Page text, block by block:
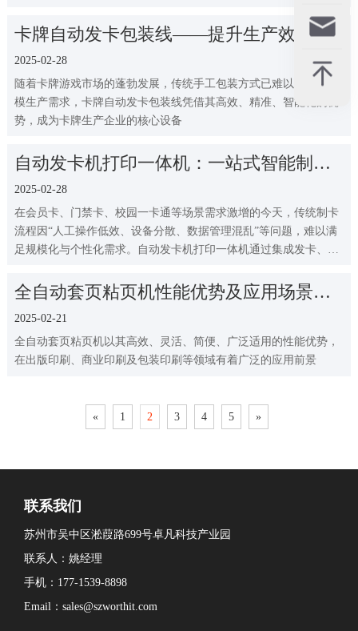
卡牌自动发卡包装线——提升生产效率的
智能解决方案
2025-02-28
随着卡牌游戏市场的蓬勃发展，传统手工包装方式已难以满足大规
模生产需求，卡牌自动发卡包装线凭借其高效、精准、智能化的优
势，成为卡牌生产企业的核心设备
自动发卡机打印一体机：一站式智能制卡
解决方案如何颠覆传统？
2025-02-28
在会员卡、门禁卡、校园一卡通等场景需求激增的今天，传统制卡
流程因“人工操作低效、设备分散、数据管理混乱”等问题，难以满
足规模化与个性化需求。自动发卡机打印一体机通过集成发卡、打
全自动套页粘页机性能优势及应用场景解
析
2025-02-21
全自动套页粘页机以其高效、灵活、简便、广泛适用的性能优势，
在出版印刷、商业印刷及包装印刷等领域有着广泛的应用前景
« 1 2 3 4 5 »
联系我们
苏州市吴中区淞葭路699号卓凡科技产业园
联系人：姚经理
手机：177-1539-8898
Email：sales@szworthit.com